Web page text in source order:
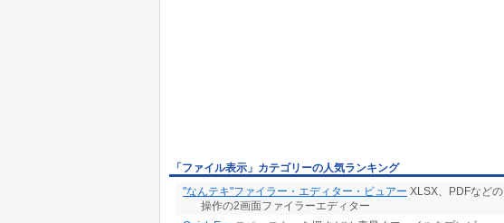
「ファイル表示」カテゴリーの人気ランキング
"なんテキ"ファイラー・エディター・ビュアー XLSX、PDFなど
操作の2画面ファイラーエディター